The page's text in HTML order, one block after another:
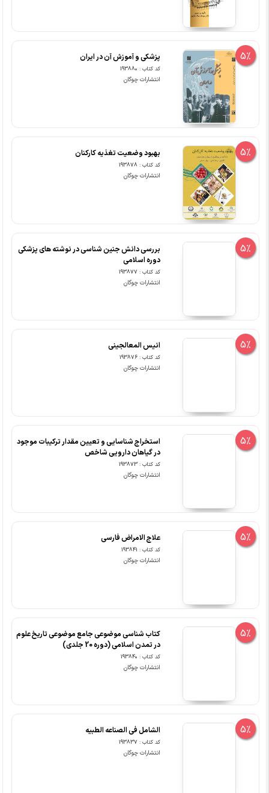
5% پزشکی و آموزش آن در ایران
کد کتاب : 193880
انتشارات چوگان
5% بهبود وضعیت تغذیه کارکنان
کد کتاب : 193878
انتشارات چوگان
5%
بررسی دانش جنین شناسی در نوشته های پزشکی
دوره اسلامی
کد کتاب : 193877
انتشارات چوگان
5% انیس المعالجینی
کد کتاب : 193876
انتشارات چوگان
5%
استخراج شناسایی و تعیین مقدار ترکیبات موجود
در گیاهان دارویی شاخص
کد کتاب : 193873
انتشارات چوگان
5% علاج الامراض فارسی
کد کتاب : 193841
انتشارات چوگان
5%
کتاب شناسی موضوعی جامع موضوعی تاریخ علوم
در تمدن اسلامی (دوره 20 جلدی)
کد کتاب : 193840
انتشارات چوگان
5% الشامل فی الصناعه الطبیه
کد کتاب : 193837
انتشارات چوگان